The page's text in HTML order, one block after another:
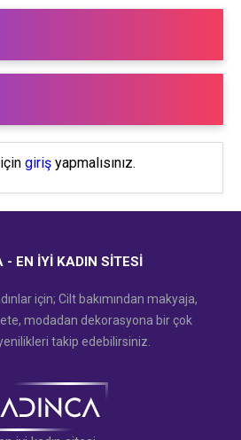
giriş yapmalısınız.
- EN İYI KADIN SITESI
için; Cilt bakımından makyaja,
modadan dekorasyona bir çok
takip edebilirsiniz.